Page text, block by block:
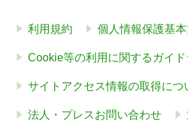
利用規約 個人情報保護基
Cookie等の利用に関するガイド
サイトアクセス情報の取得につ
法人・プレスお問い合わせ